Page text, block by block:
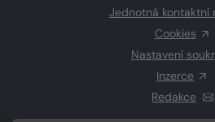
Jednotná kontaktní
Cookies
Nastavení
Inzerce
Redakce